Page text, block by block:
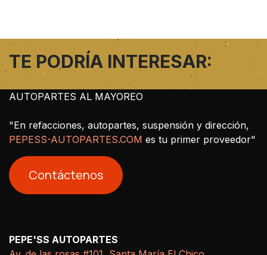
TE PODRÍA INTERESAR:
AUTOPARTES AL MAYOREO
"En refacciones, autopartes, suspensión y dirección,
PEPESS-AUTOPARTES.COM es tu primer proveedor"
Contáctenos
PEPE'SS AUTOPARTES